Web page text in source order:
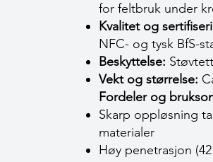
for feltbruk under
Kvalitet og
NFC- og tysk BfS-
Beskyttelse:
Vekt og størrelse:
Fordeler og
Skarp oppløsning
materialer
Høy penetrasjon